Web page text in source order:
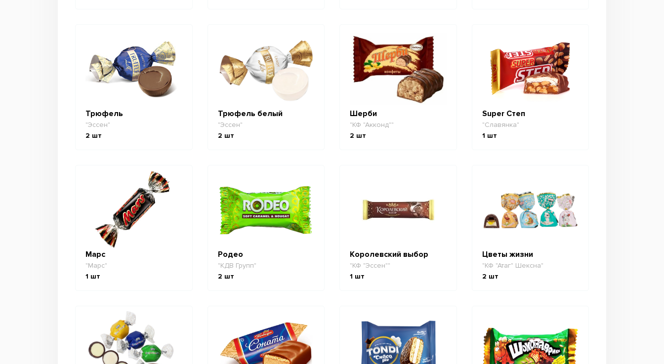
Трюфель
"Эссен"
2 шт
Трюфель белый
"Эссен"
2 шт
Шерби
"КФ "Акконд""
2 шт
Super Степ
"Славянка"
1 шт
Марс
"Марс"
1 шт
Родео
"КДВ Групп"
2 шт
Королевский выбор
"КФ "Эссен""
1 шт
Цветы жизни
"КФ "Атаг" Шексна"
2 шт